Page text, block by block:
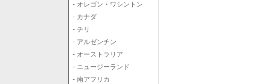
- オレゴン・ワシントン
- カナダ
- チリ
- アルゼンチン
- オーストラリア
- ニュージーランド
- 南アフリカ